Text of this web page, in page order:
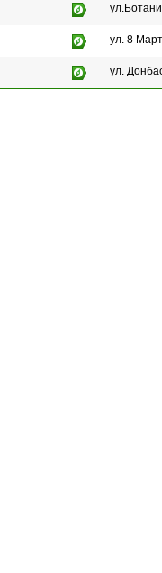
ул. 8
ул.